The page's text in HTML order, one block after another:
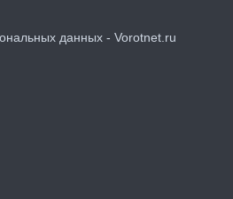
данных - Vorotnet.ru